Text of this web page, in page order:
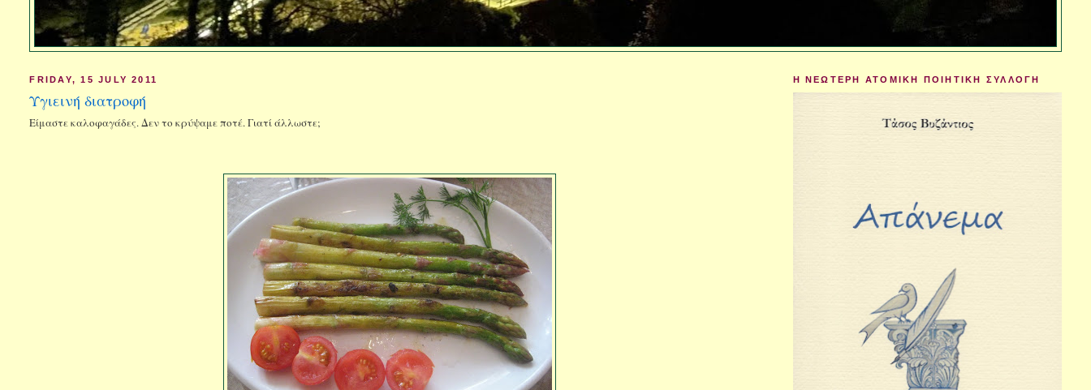
FRIDAY, 15 JULY 2011
Υγιεινή διατροφή
Είμαστε καλοφαγάδες. Δεν το κρύψαμε ποτέ. Γιατί άλλωστε;
Η ΝΕΩΤΕΡΗ ΑΤΟΜΙΚΗ ΠΟΙΗΤΙΚΗ ΣΥΛΛΟΓΗ